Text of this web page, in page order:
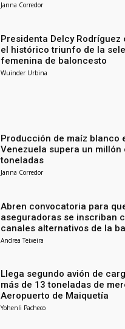
Janna Corredor
Presidenta Delcy Rodríguez
el histórico triunfo de la
femenina de baloncesto
Wuinder Urbina
Producción de maíz blanco
Venezuela supera un millón
toneladas
Janna Corredor
Abren convocatoria para
aseguradoras se inscriban
canales alternativos de la
Andrea Teixeira
Llega segundo avión de
más de 13 toneladas de
Aeropuerto de Maiquetía
Yohenli Pacheco